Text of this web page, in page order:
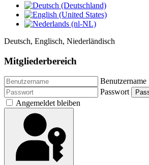
Deutsch, Englisch, Niederländisch
Mitgliederbereich
Benutzername
Passwort
Angemeldet bleiben